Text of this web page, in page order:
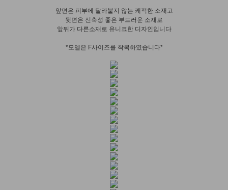
앞면은 피부에 달라붙지 않는 쾌적한 소재고
뒷면은 신축성 좋은 부드러운 소재로
앞뒤가 다른소재로 유니크한 디자인입니다
*모델은 F사이즈를 착복하였습니다*